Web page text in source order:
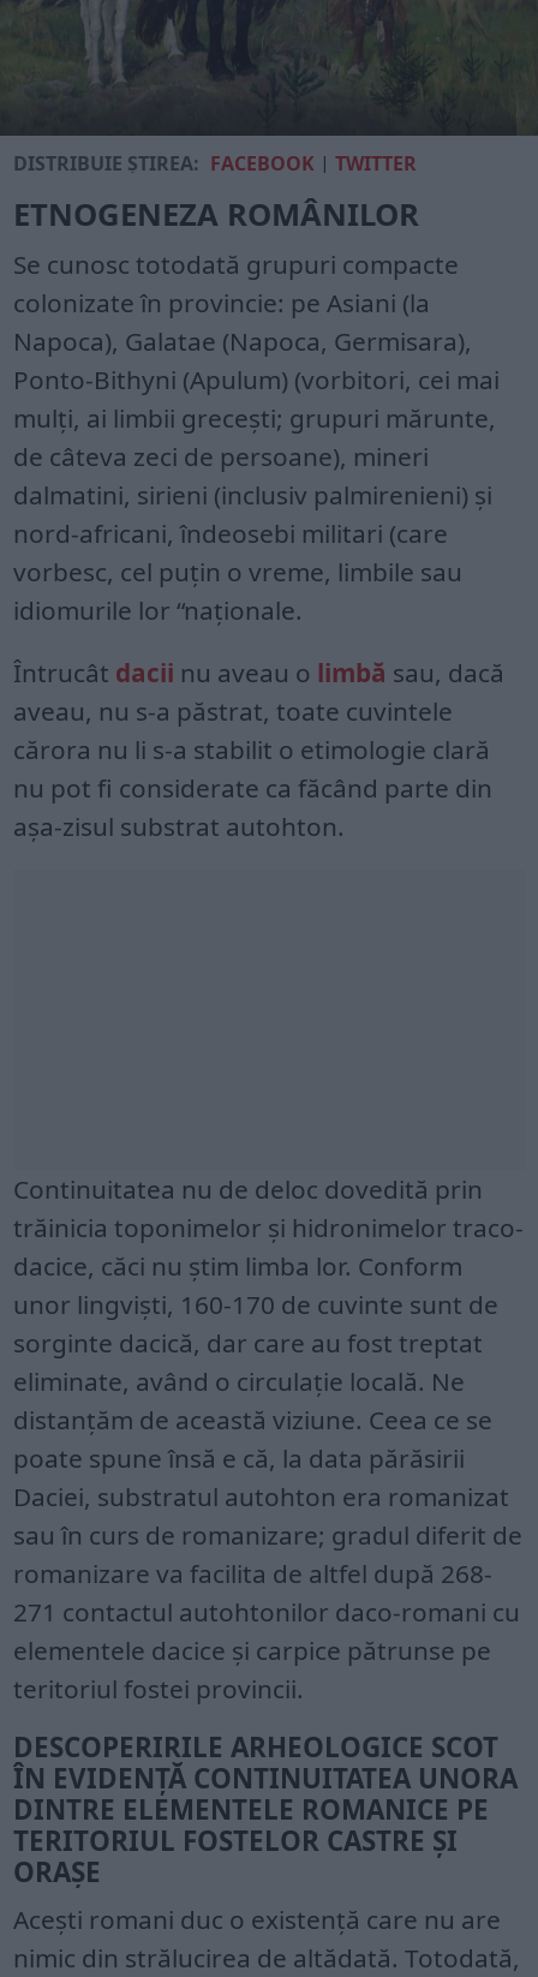
DISTRIBUIE ȘTIREA: FACEBOOK |TWITTER
ETNOGENEZA ROMÂNILOR
Se cunosc totodată grupuri compacte
colonizate în provincie: pe Asiani (la
Napoca), Galatae (Napoca, Germisara),
Ponto-Bithyni (Apulum) (vorbitori, cei mai
mulţi, ai limbii greceşti; grupuri mărunte,
de câteva zeci de persoane), mineri
dalmatini, sirieni (inclusiv palmirenieni) şi
nord-africani, îndeosebi militari (care
vorbesc, cel puţin o vreme, limbile sau
idiomurile lor “naţionale.
Întrucât dacii nu aveau o limbă sau, dacă
aveau, nu s-a păstrat, toate cuvintele
cărora nu li s-a stabilit o etimologie clară
nu pot fi considerate ca făcând parte din
așa-zisul substrat autohton.
Continuitatea nu de deloc dovedită prin
trăinicia toponimelor și hidronimelor traco-
dacice, căci nu știm limba lor. Conform
unor lingviști, 160-170 de cuvinte sunt de
sorginte dacică, dar care au fost treptat
eliminate, având o circulație locală. Ne
distanțăm de această viziune. Ceea ce se
poate spune însă e că, la data părăsirii
Daciei, substratul autohton era romanizat
sau în curs de romanizare; gradul diferit de
romanizare va facilita de altfel după 268-
271 contactul autohtonilor daco-romani cu
elementele dacice şi carpice pătrunse pe
teritoriul fostei provincii.
DESCOPERIRILE ARHEOLOGICE SCOT
ÎN EVIDENȚĂ CONTINUITATEA UNORA
DINTRE ELEMENTELE ROMANICE PE
TERITORIUL FOSTELOR CASTRE ȘI
ORAȘE
Acești romani duc o existență care nu are
nimic din strălucirea de altădată. Totodată,